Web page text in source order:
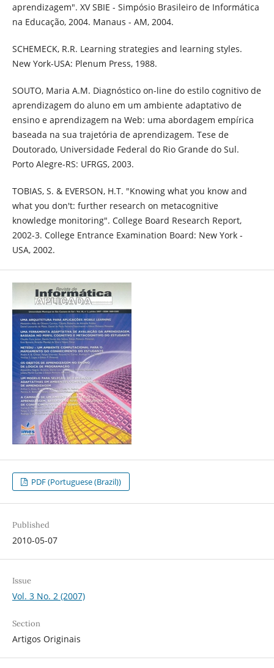
aprendizagem". XV SBIE - Simpósio Brasileiro de Informática
na Educação, 2004. Manaus - AM, 2004.
SCHEMECK, R.R. Learning strategies and learning styles.
New York-USA: Plenum Press, 1988.
SOUTO, Maria A.M. Diagnóstico on-line do estilo cognitivo de
aprendizagem do aluno em um ambiente adaptativo de
ensino e aprendizagem na Web: uma abordagem empírica
baseada na sua trajetória de aprendizagem. Tese de
Doutorado, Universidade Federal do Rio Grande do Sul.
Porto Alegre-RS: UFRGS, 2003.
TOBIAS, S. & EVERSON, H.T. "Knowing what you know and
what you don't: further research on metacognitive
knowledge monitoring". College Board Research Report,
2002-3. College Entrance Examination Board: New York -
USA, 2002.
PDF (Portuguese (Brazil))
Published
2010-05-07
Issue
Vol. 3 No. 2 (2007)
Section
Artigos Originais